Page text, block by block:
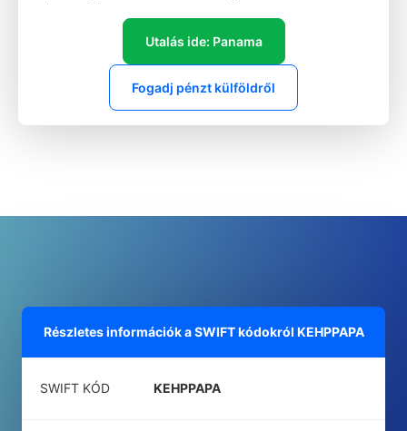
Utalás ide: Panama
Fogadj pénzt külföldről
Részletes információk a SWIFT kódokról KEHPPAPA
SWIFT KÓD KEHPPAPA